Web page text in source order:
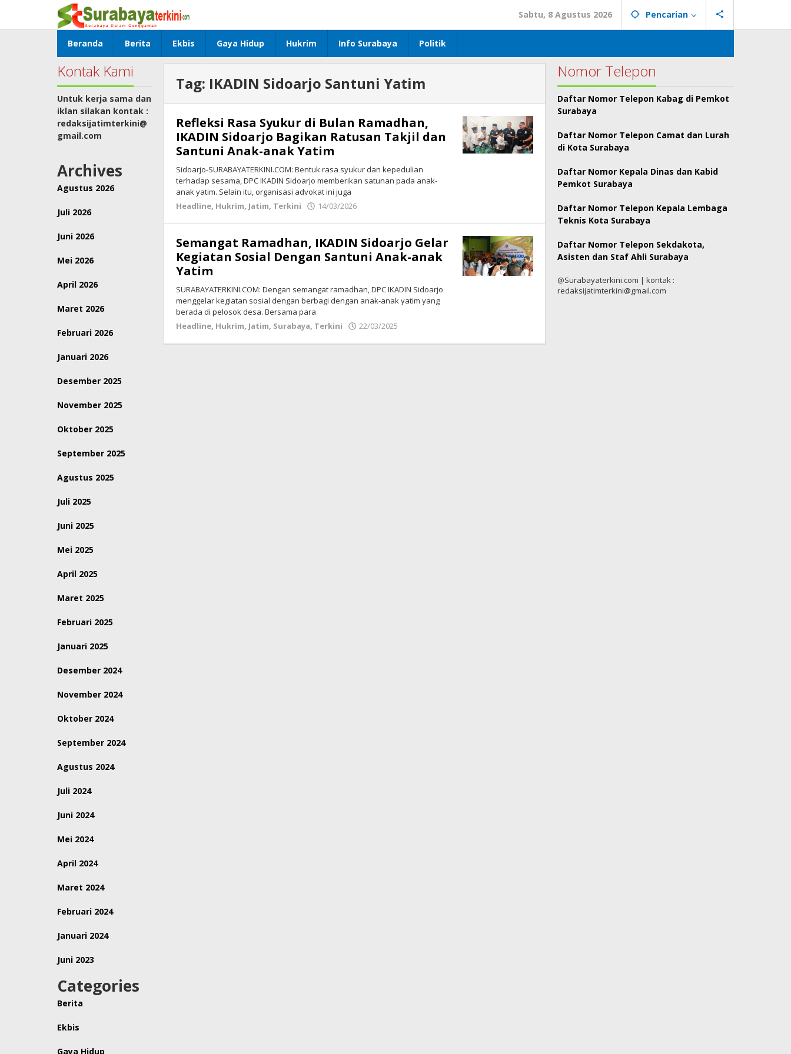
konten
Sabtu, 8 Agustus 2026 Pencarian
Beranda Berita Ekbis Gaya Hidup Hukrim Info Surabaya Politik
Kontak Kami
Untuk kerja sama dan
iklan silakan kontak :
redaksijatimterkini@
gmail.com
Archives
Agustus 2026
Juli 2026
Juni 2026
Mei 2026
April 2026
Maret 2026
Februari 2026
Januari 2026
Desember 2025
November 2025
Oktober 2025
September 2025
Agustus 2025
Juli 2025
Juni 2025
Mei 2025
April 2025
Maret 2025
Februari 2025
Januari 2025
Desember 2024
November 2024
Oktober 2024
September 2024
Agustus 2024
Juli 2024
Juni 2024
Mei 2024
April 2024
Maret 2024
Februari 2024
Januari 2024
Juni 2023
Categories
Berita
Ekbis
Gaya Hidup
Tag: IKADIN Sidoarjo Santuni Yatim
Refleksi Rasa Syukur di Bulan Ramadhan,
IKADIN Sidoarjo Bagikan Ratusan Takjil dan
Santuni Anak-anak Yatim
Sidoarjo-SURABAYATERKINI.COM: Bentuk rasa syukur dan kepedulian
terhadap sesama, DPC IKADIN Sidoarjo memberikan satunan pada anak-
anak yatim. Selain itu, organisasi advokat ini juga
Headline, Hukrim, Jatim, Terkini 14/03/2026
Semangat Ramadhan, IKADIN Sidoarjo Gelar
Kegiatan Sosial Dengan Santuni Anak-anak
Yatim
SURABAYATERKINI.COM: Dengan semangat ramadhan, DPC IKADIN Sidoarjo
menggelar kegiatan sosial dengan berbagi dengan anak-anak yatim yang
berada di pelosok desa. Bersama para
Headline, Hukrim, Jatim, Surabaya, Terkini 22/03/2025
Nomor Telepon
Daftar Nomor Telepon Kabag di Pemkot
Surabaya
Daftar Nomor Telepon Camat dan Lurah
di Kota Surabaya
Daftar Nomor Kepala Dinas dan Kabid
Pemkot Surabaya
Daftar Nomor Telepon Kepala Lembaga
Teknis Kota Surabaya
Daftar Nomor Telepon Sekdakota,
Asisten dan Staf Ahli Surabaya
@Surabayaterkini.com | kontak :
redaksijatimterkini@gmail.com